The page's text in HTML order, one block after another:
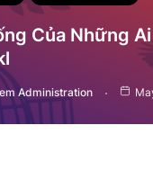
Của Những
Administration